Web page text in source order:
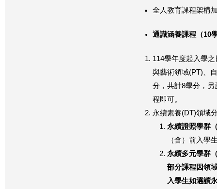
全人教育課程架構
通識涵養課程（10
114學年度起入學
與藝術領域(PT)、
分，共計8學分，
程即可。
永續素養(DT)領域
永續證照學群
（含）前入學
永續多元學群
部分課程因領
入學生如選讀